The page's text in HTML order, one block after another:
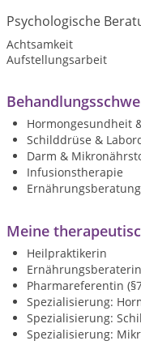
Psychologische
Achtsamkeit
Aufstellungsarbeit
Hormongesundheit
Schilddrüse &
Darm &
Infusionstherapie
Ernährungsberatung
Meine
Heilpraktikerin
Ernährungsberaterin
Pharmareferentin
Spezialisierung:
Spezialisierung:
Spezialisierung: